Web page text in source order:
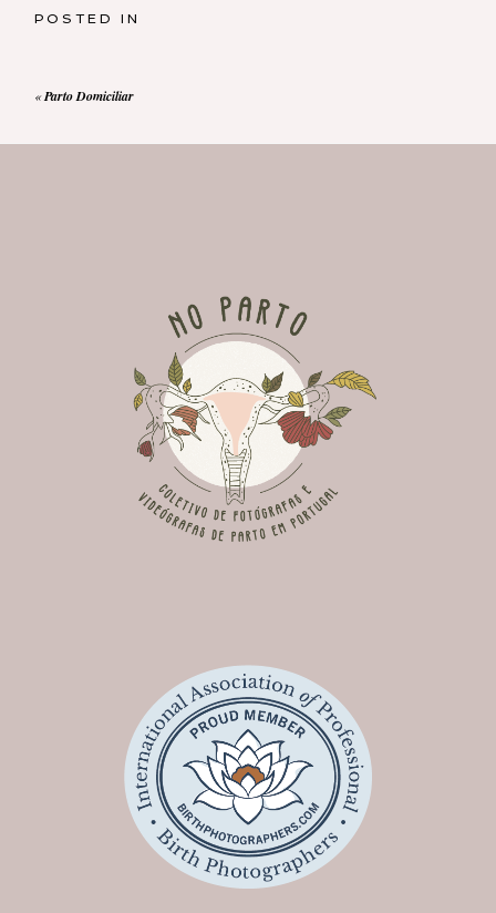
POSTED IN
«Parto Domiciliar